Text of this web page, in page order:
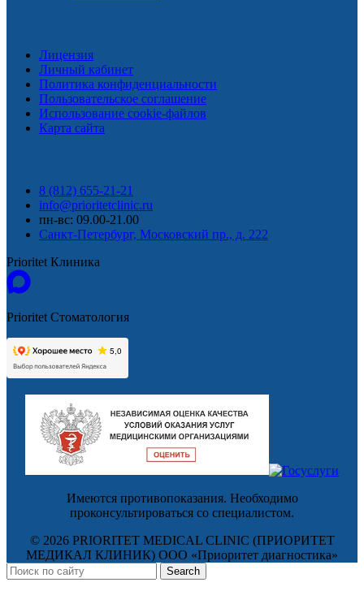
Лицензия
Личный кабинет
Политика конфиденциальности
Пользовательское соглашение
Использование cookie-файлов
Карта сайта
8 (812) 655-21-21
info@prioritetclinic.ru
пн-вс: 09.00-21.00
Санкт-Петербург, Московский пр., д. 222
Prioritet Клиника
Prioritet Стоматология
Имеются противопоказания. Необходимо
проконсультироваться со специалистом.
© 2026 PRIORITET MEDICAL CLINIC (ПРИОРИТЕТ
МЕДИКАЛ КЛИНИК) ООО «Приоритет диагностика»
Search